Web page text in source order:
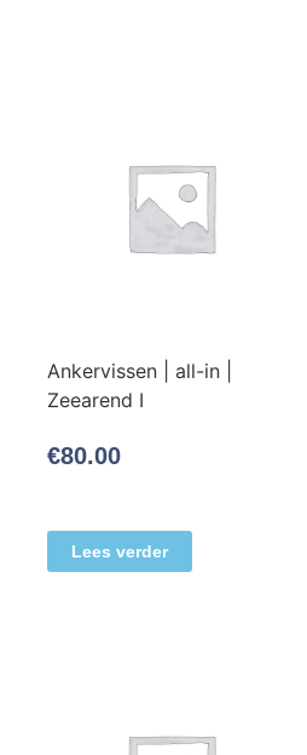
Ankervissen | all-in |
Zeearend I
€80.00
Lees verder